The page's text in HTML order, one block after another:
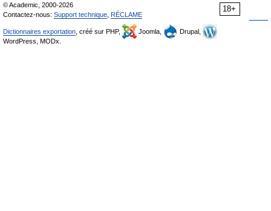
18+
© Academic, 2000-2026
Contactez-nous: Support technique RÉCLAME
Dictionnaires exportation , créé sur PHP, Joomla,
Drupal,
WordPress, MODx.